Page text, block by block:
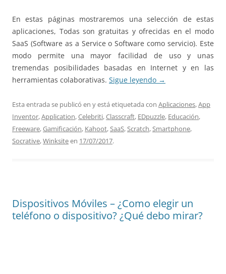
En estas páginas mostraremos una selección de estas
aplicaciones, Todas son gratuitas y ofrecidas en el modo
SaaS (Software as a Service o Software como servicio). Este
modo permite una mayor facilidad de uso y unas
tremendas posibilidades basadas en Internet y en las
herramientas colaborativas. Sigue leyendo →
Esta entrada se publicó en y está etiquetada con Aplicaciones,App
Inventor,Application,Celebriti,Classcraft, EDpuzzle, Educación,
Freeware,Gamificación, Kahoot,SaaS,Scratch,Smartphone,
Socrative,Winksiteen 17/07/2017.
Dispositivos Móviles – ¿Como elegir un
teléfono o dispositivo? ¿Qué debo mirar?